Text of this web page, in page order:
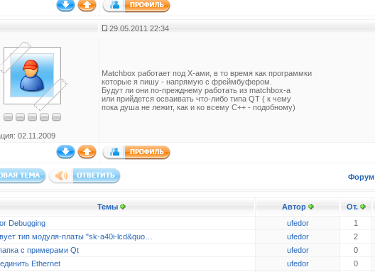
29.05.2011 22:34
02.11.2009
Matchbox работает под Х-ами, в то время как программки
которые я пишу - напрямую с фреймбуфером.
Будут ли они по-прежднему работать из matchbox-a
или прийдется осваивать что-либо типа QT ( к чему
пока душа не лежит, как и ко всему С++ - подобному)
Форум
Темы Автор От.
Debugging
ufedor 1
тип модуля-платы "sk-a40i-lcd&quo…
ufedor 2
с примерами Qt
ufedor 0
Ethernet
ufedor 0